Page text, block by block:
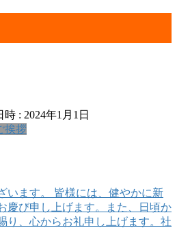
時 : 2024年1月1日
挨拶
います。 皆様には、健やかに新
慶び申し上げます。また、日頃か
り、心からお礼申し上げます。社